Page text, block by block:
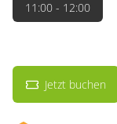
11:00 - 12:00
Jetzt buchen